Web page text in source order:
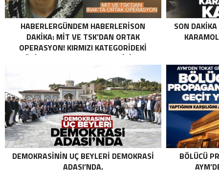
HABERLERGÜNDEM HABERLERISON
DAKIKA: MİT VE TSK’DAN ORTAK
OPERASYON! KIRMIZI KATEGORIDEKI
TERÖRIST NAZLI TAŞPINAR ETKISIZ HALE
ORTAK OPERASYON! KIRMIZI
KATEGORIDEKI TERÖRIST NAZLI
TAŞPINAR ETKISIZ HALE GETIRILDI .
SON
DEMOKRASININ UÇ BEYLERI DEMOKRASI
ADASI’NDA.
BÖLÜCÜ